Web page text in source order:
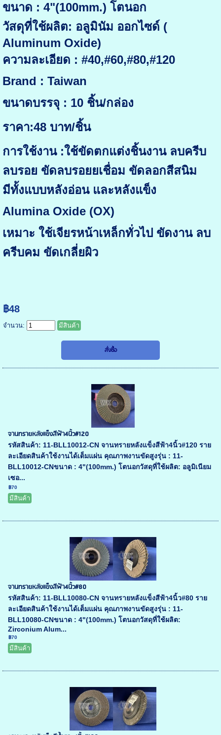
ขนาด : 4"(100mm.) โตนอก
วัสดุที่ใช้ผลิต: อลูมินัม ออกไซด์ (
Aluminum Oxide)
ความละเอียด : #40,#60,#80,#120
Brand : Taiwan
ขนาดบรรจุ : 10 ชิ้น/กล่อง
ราคา:48 บาท/ชิ้น
การใช้งาน :ใช้ขัดตกแต่งชิ้นงาน ลบครีบ
ลบรอย ขัดลบรอยยเชื่อม ขัดลอกสีสนิม
มีทั้งแบบหลังอ่อน และหลังแข็ง
Alumina Oxide (OX)
เหมาะ ใช้เจียรหน้าเหล็กทั่วไป ขัดงาน ลบ
ครีบคม ขัดเกลี่ยผิว
฿48
จำนวน: มีสินค้า
จานทรายหลังแข็งสีฟ้า4นิ้ว#120
รหัสสินค้า: 11-BLL10012-CN จานทรายหลังแข็งสีฟ้า4นิ้ว#120 ราย
ละเอียดสินค้าใช้งานได้เต็มแผ่น คุณภาพงานขัดสูงรุ่น : 11-
BLL10012-CNขนาด : 4"(100mm.) โตนอกวัสดุที่ใช้ผลิต: อลูมิเนียม
เซอ...
฿70
มีสินค้า
จานทรายหลังแข็งสีฟ้า4นิ้ว#80
รหัสสินค้า: 11-BLL10080-CN จานทรายหลังแข็งสีฟ้า4นิ้ว#80 ราย
ละเอียดสินค้าใช้งานได้เต็มแผ่น คุณภาพงานขัดสูงรุ่น : 11-
BLL10080-CNขนาด : 4"(100mm.) โตนอกวัสดุที่ใช้ผลิต:
Zirconium Alum...
฿70
มีสินค้า